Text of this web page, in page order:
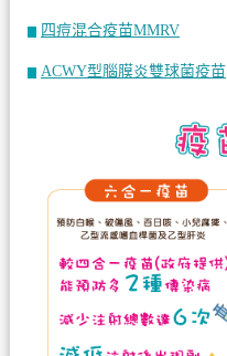
四痘混合疫苗MMRV
ACWY型腦膜炎雙球菌疫苗